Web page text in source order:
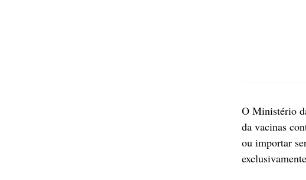
O Ministério
da vacinas
ou importar